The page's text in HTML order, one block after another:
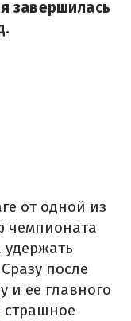
завершилась
от одной из
чемпионата
удержать
после
и ее главного
страшное